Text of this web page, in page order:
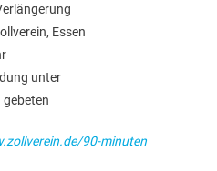
Essen
unter
90-minuten